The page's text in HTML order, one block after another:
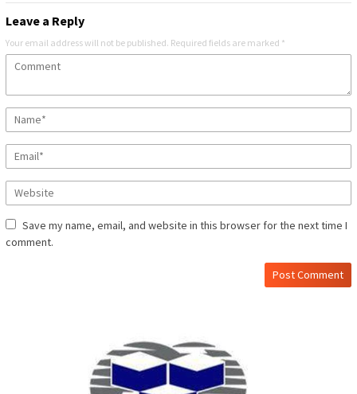
Leave a Reply
Your email address will not be published. Required fields are marked *
Save my name, email, and website in this browser for the next time I
comment.